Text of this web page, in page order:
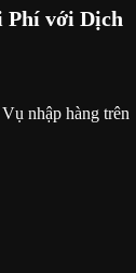
Phí với Dịch
nhập hàng trên